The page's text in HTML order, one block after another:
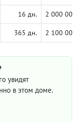
16 дн. 2 000 000
365 дн. 2 100 000
увидят
в этом доме.